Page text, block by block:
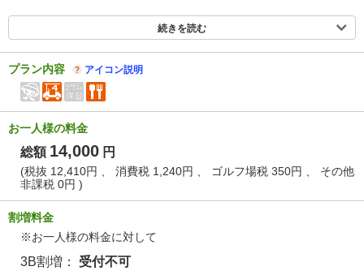
続きを読む
プラン内容 アイコン説明
お一人様の料金
総額 14,000 円
(税抜 12,410円 、 消費税 1,240円 、 ゴルフ場税 350円 、 その他
非課税 0円 )
割増料金
※お一人様の料金に対して
3B割増：
受付不可